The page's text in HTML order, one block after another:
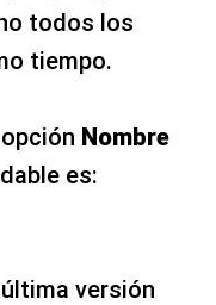
todos los
tiempo.
Nombre
es:
versión